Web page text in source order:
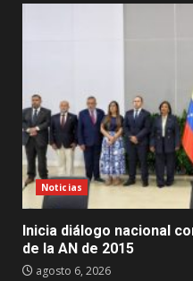
Noticias
Inicia diálogo nacional
de la AN de 2015
agosto 6, 2026